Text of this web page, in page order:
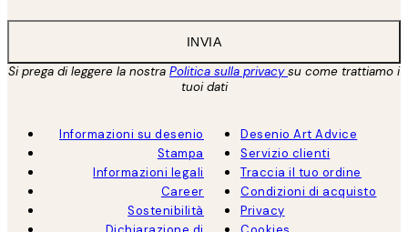
INVIA
Si prega di leggere la nostra Politica sulla privacysu come trattiamo i
tuoi dati
Informazioni su desenio
Stampa
Informazioni legali
Career
Sostenibilità
Desenio Art Advice
Servizio clienti
Traccia il tuo ordine
Condizioni di acquisto
Privacy